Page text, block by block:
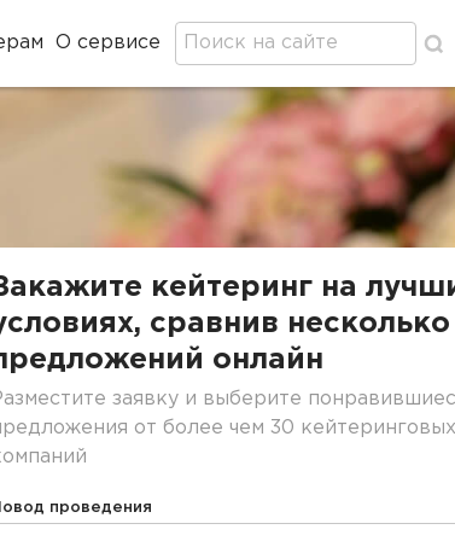
О сервисе
кейтеринг на
сравнив несколько
онлайн
заявку и выберите
от более чем 30 кейтеринговых
проведения